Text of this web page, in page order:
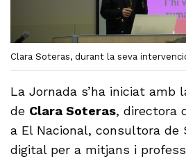
Clara Soteras, durant la seva
La Jornada s’ha iniciat amb
de Clara Soteras, directora
a El Nacional, consultora de
digital per a mitjans i